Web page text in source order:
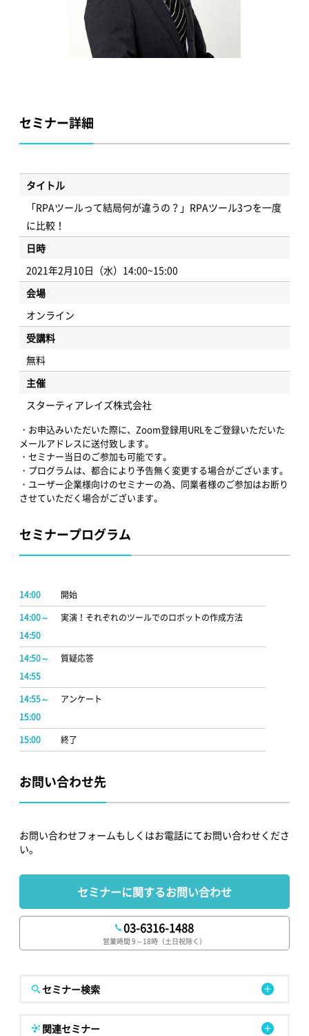
セミナー詳細
タイトル
「RPAツールって結局何が違うの？」RPAツール3つを一度
に比較！
日時
2021年2月10日（水）14:00~15:00
会場
オンライン
受講料
無料
主催
スターティアレイズ株式会社
・お申込みいただいた際に、Zoom登録用URLをご登録いただいた
メールアドレスに送付致します。
・セミナー当日のご参加も可能です。
・プログラムは、都合により予告無く変更する場合がございます。
・ユーザー企業様向けのセミナーの為、同業者様のご参加はお断り
させていただく場合がございます。
セミナープログラム
14:00
開始
14:00～
14:50
実演！それぞれのツールでのロボットの作成方法
14:50～
14:55
質疑応答
14:55～
15:00
アンケート
15:00 終了
お問い合わせ先
お問い合わせフォームもしくはお電話にてお問い合わせくださ
い。
セミナーに関するお問い合わせ
03-6316-1488
営業時間 9～18時（土日祝除く）
セミナー検索
関連セミナー